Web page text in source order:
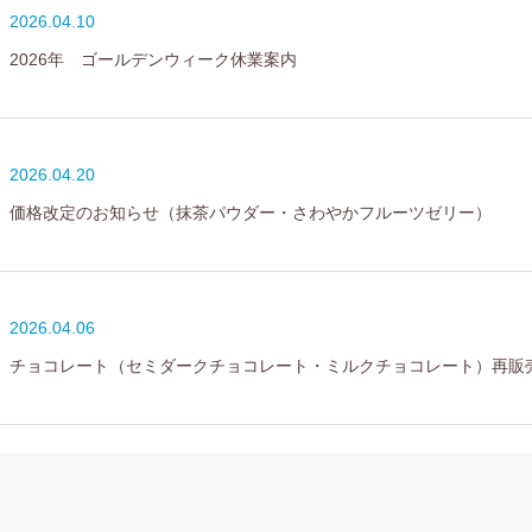
2026.04.10
2026年 ゴールデンウィーク休業案内
2026.04.20
価格改定のお知らせ（抹茶パウダー・さわやかフルーツゼリー）
2026.04.06
チョコレート（セミダークチョコレート・ミルクチョコレート）再販